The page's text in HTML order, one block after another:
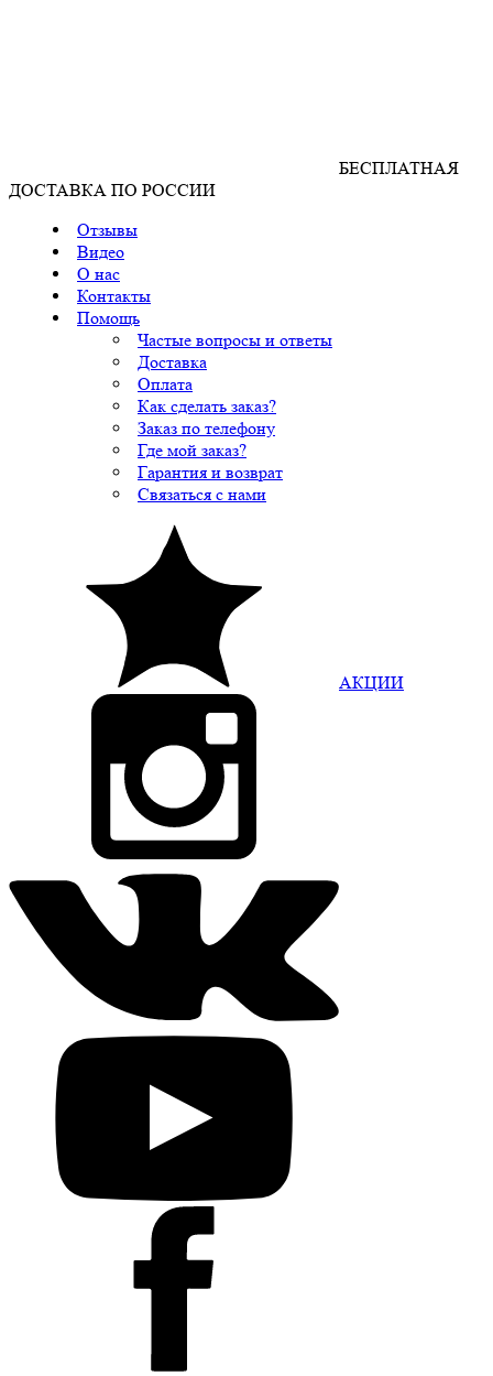
БЕСПЛАТНАЯ
ДОСТАВКА ПО РОССИИ
Отзывы
Видео
О нас
Контакты
Помощь
Частые вопросы и ответы
Доставка
Оплата
Как сделать заказ?
Заказ по телефону
Где мой заказ?
Гарантия и возврат
Связаться с нами
АКЦИИ